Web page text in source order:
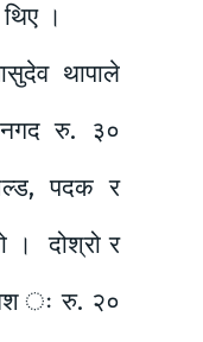
।
थापाले
नगद रु. ३०
पदक र
। दोश्रो र
ः रु. २०